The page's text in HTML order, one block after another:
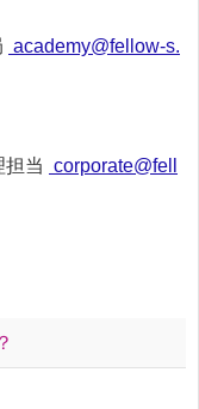
academy@fellow-s.
担当 corporate@fell